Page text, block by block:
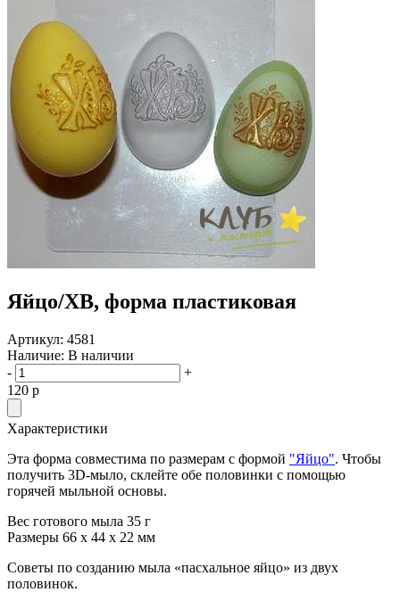
Яйцо/ХВ, форма пластиковая
Артикул: 4581
Наличие: В наличии
-
+
120 p
Характеристики
Эта форма совместима по размерам с формой "Яйцо". Чтобы
получить 3D-мыло, склейте обе половинки с помощью
горячей мыльной основы.
Вес готового мыла 35 г
Размеры 66 х 44 х 22 мм
Советы по созданию мыла «пасхальное яйцо» из двух
половинок.